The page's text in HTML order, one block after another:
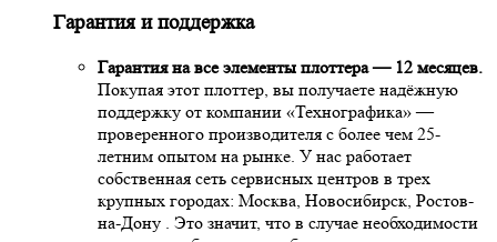
Гарантия и поддержка
Гарантия навсе элементы плоттера— 12 месяцев.
Покупая этот плоттер, вы получаете надёжную
поддержку от компании «Технографика» —
проверенного производителя с более чем 25-
летним опытом на рынке. У нас работает
собственная сеть сервисных центров в трех
крупных городах: Москва, Новосибирск, Ростов-
на-Дону . Это значит, что в случае необходимости